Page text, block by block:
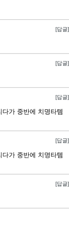
[답글]
[답글]
[답글]
가 중반에 치명타템
[답글]
가 중반에 치명타템
[답글]